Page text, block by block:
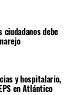
debe
y hospitalario,
en Atlántico